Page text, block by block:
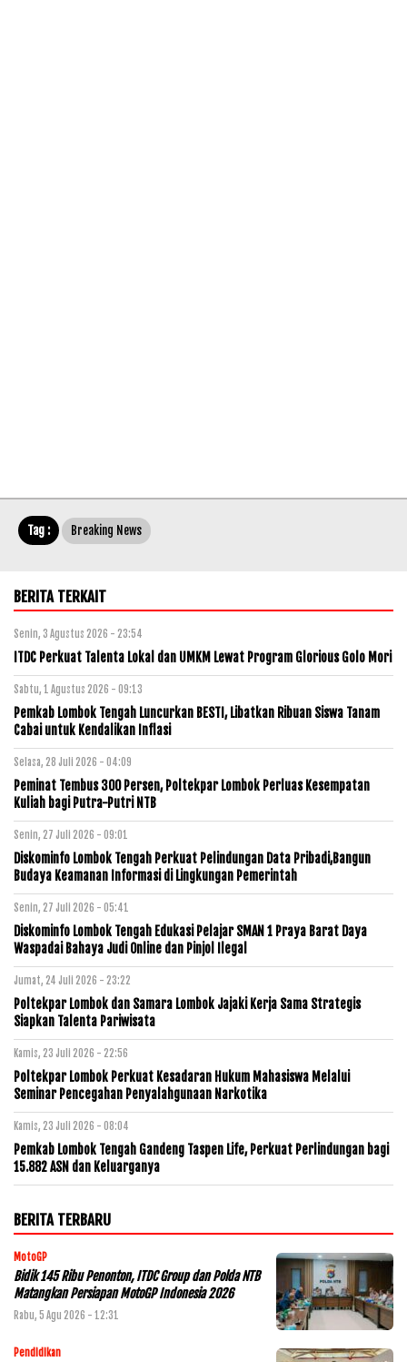
Tag : Breaking News
BERITA TERKAIT
Senin, 3 Agustus 2026 - 23:54
ITDC Perkuat Talenta Lokal dan UMKM Lewat Program Glorious Golo Mori
Sabtu, 1 Agustus 2026 - 09:13
Pemkab Lombok Tengah Luncurkan BESTI, Libatkan Ribuan Siswa Tanam
Cabai untuk Kendalikan Inflasi
Selasa, 28 Juli 2026 - 04:09
Peminat Tembus 300 Persen, Poltekpar Lombok Perluas Kesempatan
Kuliah bagi Putra-Putri NTB
Senin, 27 Juli 2026 - 09:01
Diskominfo Lombok Tengah Perkuat Pelindungan Data Pribadi,Bangun
Budaya Keamanan Informasi di Lingkungan Pemerintah
Senin, 27 Juli 2026 - 05:41
Diskominfo Lombok Tengah Edukasi Pelajar SMAN 1 Praya Barat Daya
Waspadai Bahaya Judi Online dan Pinjol Ilegal
Jumat, 24 Juli 2026 - 23:22
Poltekpar Lombok dan Samara Lombok Jajaki Kerja Sama Strategis
Siapkan Talenta Pariwisata
Kamis, 23 Juli 2026 - 22:56
Poltekpar Lombok Perkuat Kesadaran Hukum Mahasiswa Melalui
Seminar Pencegahan Penyalahgunaan Narkotika
Kamis, 23 Juli 2026 - 08:04
Pemkab Lombok Tengah Gandeng Taspen Life, Perkuat Perlindungan bagi
15.882 ASN dan Keluarganya
BERITA TERBARU
MotoGP
Bidik 145 Ribu Penonton, ITDC Group dan Polda NTB
Matangkan Persiapan MotoGP Indonesia 2026
Rabu, 5 Agu 2026 - 12:31
Pendidikan